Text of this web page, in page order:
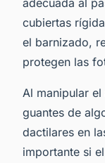
cubiertas
el barnizado,
protegen las
Al manipular
guantes de
dactilares en
importante si